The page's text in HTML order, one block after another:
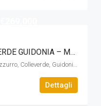
QUADRILOCALE – COLLEVERDE GUIDONIA – MONTECELIO VIA GRAN PARADISO 4
Via Monte Gran Paradiso, Parco Azzurro, Colleverde, Guidonia Montecelio, Roma, Lazio, 00012, Italia
Dettagli